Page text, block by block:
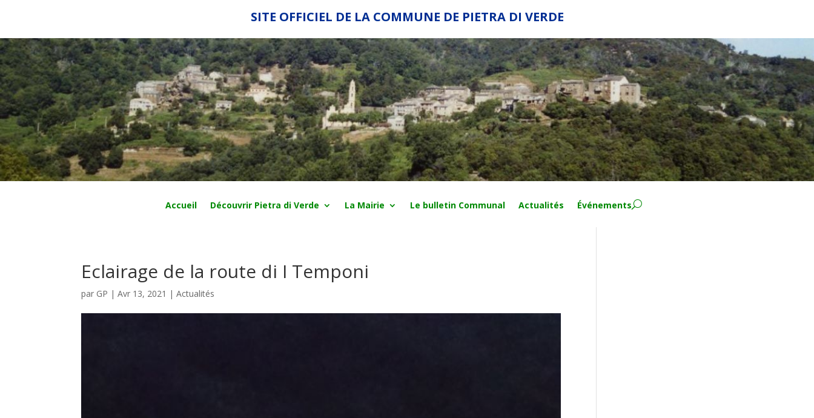
SITE OFFICIEL DE LA COMMUNE DE PIETRA DI VERDE
Accueil Découvrir Pietra di Verde La Mairie Le bulletin Communal Actualités Événements
Eclairage de la route di I Temponi
par GP |Avr 13, 2021 |Actualités